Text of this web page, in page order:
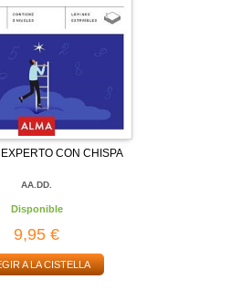
CON CHISPA
AA.DD.
Disponible
9,95 €
A LA CISTELLA